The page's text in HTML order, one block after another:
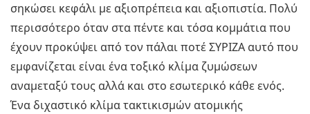
σηκώσει κεφάλι με αξιοπρέπεια και αξιοπιστία. Πολύ
περισσότερο όταν στα πέντε και τόσα κομμάτια που
έχουν προκύψει από τον πάλαι ποτέ ΣΥΡΙΖΑ αυτό που
εμφανίζεται είναι ένα τοξικό κλίμα ζυμώσεων
αναμεταξύ τους αλλά και στο εσωτερικό κάθε ενός.
Ένα διχαστικό κλίμα τακτικισμών ατομικής